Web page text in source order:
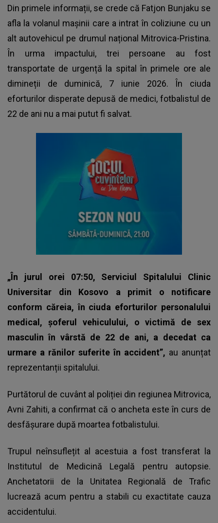
Din primele informații, se crede că Fatjon Bunjaku se
afla la volanul mașinii care a intrat în coliziune cu un
alt autovehicul pe drumul național Mitrovica-Pristina.
În urma impactului, trei persoane au fost
transportate de urgență la spital în primele ore ale
dimineții de duminică, 7 iunie 2026. În ciuda
eforturilor disperate depusă de medici, fotbalistul de
22 de ani nu a mai putut fi salvat.
„În jurul orei 07:50, Serviciul Spitalului Clinic
Universitar din Kosovo a primit o notificare
conform căreia, în ciuda eforturilor personalului
medical, șoferul vehiculului, o victimă de sex
masculin în vârstă de 22 de ani, a decedat ca
urmare a rănilor suferite în accident”, au anunțat
reprezentanții spitalului.
Purtătorul de cuvânt al poliției din regiunea Mitrovica,
Avni Zahiti, a confirmat că o ancheta este în curs de
desfășurare după moartea fotbalistului.
Trupul neînsuflețit al acestuia a fost transferat la
Institutul de Medicină Legală pentru autopsie.
Anchetatorii de la Unitatea Regională de Trafic
lucrează acum pentru a stabili cu exactitate cauza
accidentului.